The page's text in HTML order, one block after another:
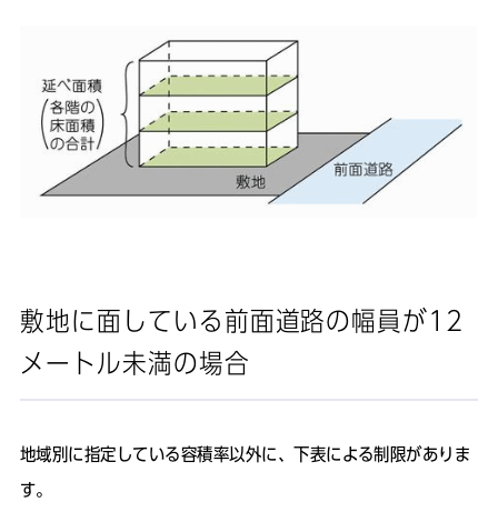
敷地に面している前面道路の幅員が12
メートル未満の場合
地域別に指定している容積率以外に、下表による制限がありま
す。